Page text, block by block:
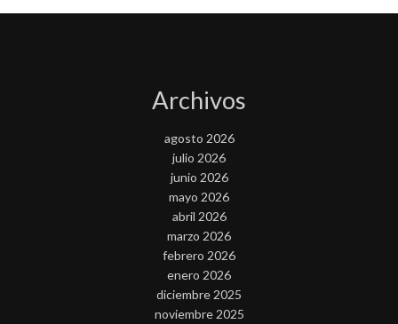
Archivos
agosto 2026
julio 2026
junio 2026
mayo 2026
abril 2026
marzo 2026
febrero 2026
enero 2026
diciembre 2025
noviembre 2025